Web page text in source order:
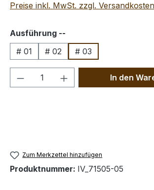
Preise inkl. MwSt. zzgl. Versandkosten
Ausführung --
# 01
# 02 # 03
Produkt Anzahl: Gib den
In den
Zum Merkzettel hinzufügen
Produktnummer: IV_71505-05